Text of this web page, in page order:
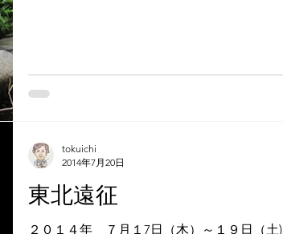
東北遠征
２０１４年 ７月１7日（木）～１９日（土) 走行距離 ：
tokuichi
2014年7月20日